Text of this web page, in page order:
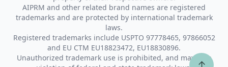
AIPRM and other related brand names are registered
trademarks and are protected by international trademark
laws.
Registered trademarks include USPTO 97778465, 97866052
and EU CTM EU18823472, EU18830896.
Unauthorized trademark use is prohibited, and may be a